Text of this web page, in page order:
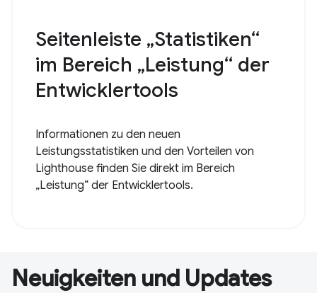
Seitenleiste „Statistiken“
im Bereich „Leistung“ der
Entwicklertools
Informationen zu den neuen
Leistungsstatistiken und den Vorteilen von
Lighthouse finden Sie direkt im Bereich
„Leistung“ der Entwicklertools.
Neuigkeiten und Updates